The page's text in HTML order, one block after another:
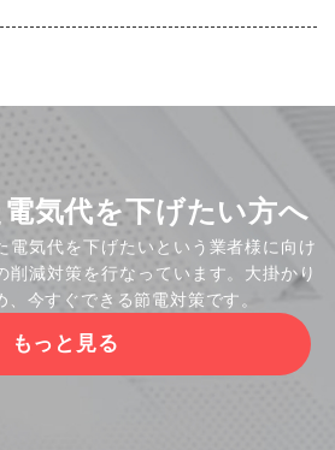
気代を下げたい方へ
電気代を下げたいという業者様に向け
削減対策を行なっています。大掛かり
今すぐできる節電対策です。
もっと見る